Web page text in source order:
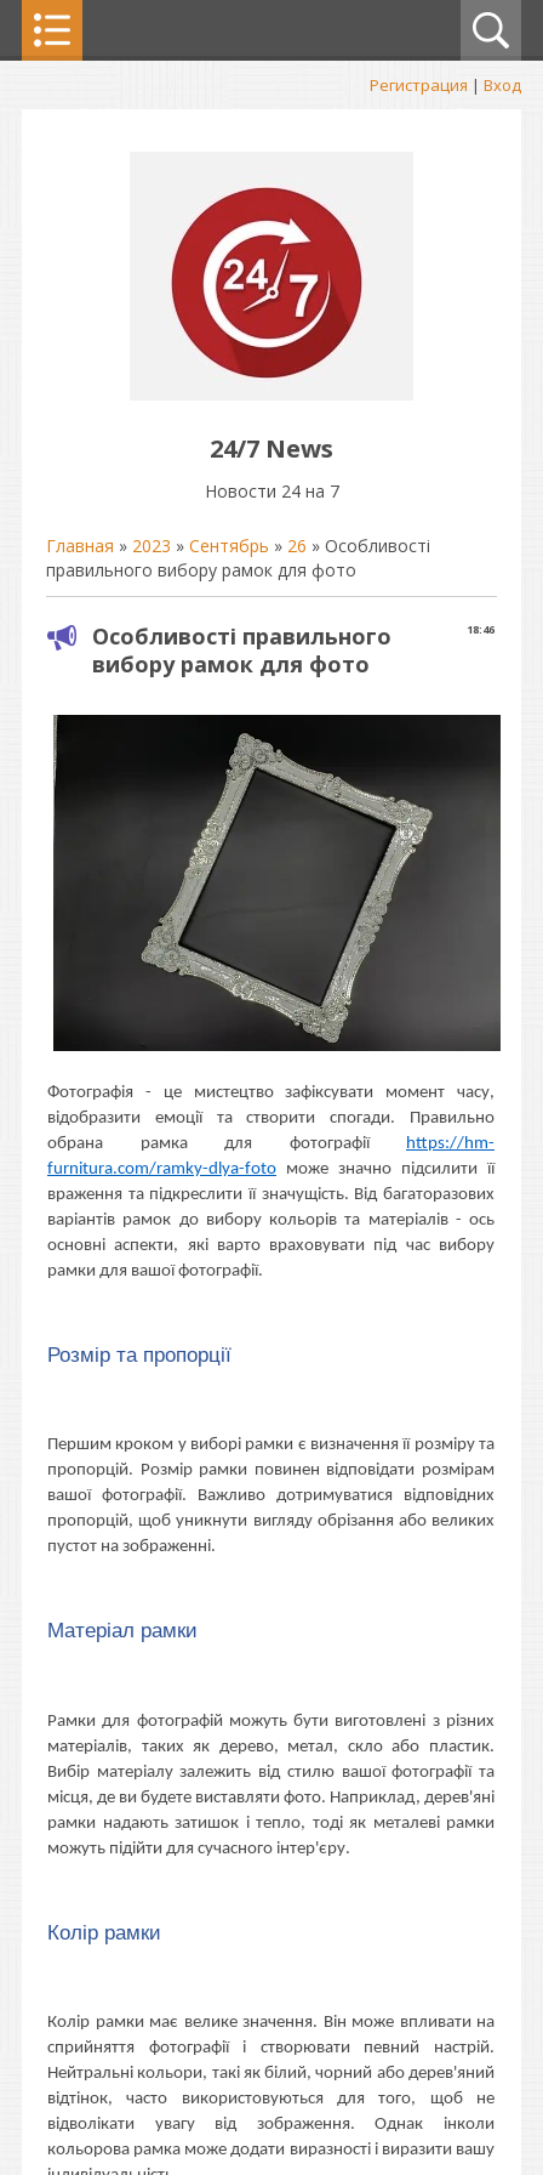
Регистрация | Вход
24/7 News
Новости 24 на 7
Главная » 2023 » Сентябрь » 26 » Особливості
правильного вибору рамок для фото
18:46
Особливості правильного
вибору рамок для фото
Фотографія - це мистецтво зафіксувати момент часу,
відобразити емоції та створити спогади. Правильно
обрана рамка для фотографії
https://hm-
furnitura.com/ramky-dlya-foto може значно підсилити її
враження та підкреслити її значущість. Від багаторазових
варіантів рамок до вибору кольорів та матеріалів - ось
основні аспекти, які варто враховувати під час вибору
рамки для вашої фотографії.
Розмір та пропорції
Першим кроком у виборі рамки є визначення її розміру та
пропорцій. Розмір рамки повинен відповідати розмірам
вашої фотографії. Важливо дотримуватися відповідних
пропорцій, щоб уникнути вигляду обрізання або великих
пустот на зображенні.
Матеріал рамки
Рамки для фотографій можуть бути виготовлені з різних
матеріалів, таких як дерево, метал, скло або пластик.
Вибір матеріалу залежить від стилю вашої фотографії та
місця, де ви будете виставляти фото. Наприклад, дерев'яні
рамки надають затишок і тепло, тоді як металеві рамки
можуть підійти для сучасного інтер'єру.
Колір рамки
Колір рамки має велике значення. Він може впливати на
сприйняття фотографії і створювати певний настрій.
Нейтральні кольори, такі як білий, чорний або дерев'яний
відтінок, часто використовуються для того, щоб не
відволікати увагу від зображення. Однак інколи
кольорова рамка може додати виразності і виразити вашу